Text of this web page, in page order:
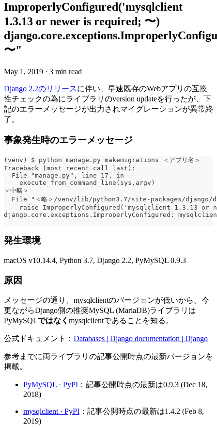
ImproperlyConfigured('mysqlclient
1.3.13 or newer is required; 〜)
〜"
May 1, 2019 · 3 min read
Django 2.2のリリースに伴い、早速既存のWebアプリの互換
性チェックの為にライブラリのversion updateを行ったが、下
記のエラーメッセージが出力されマイグレーションが異常終
了。
事象発生時のエラーメッセージ
(venv) $ python manage.py makemigrations ＜アプリ名＞
Traceback (most recent call last):
  File "manage.py", line 17, in
    execute_from_command_line(sys.argv)
＜中略＞
File "＜略＞/venv/lib/python3.7/site-packages/
raise ImproperlyConfigured('mysqlclient 1.3.13 or
django.core.exceptions.ImproperlyConfigured:
発生環境
macOS v10.14.4, Python 3.7, Django 2.2, PyMySQL 0.9.3
原因
メッセージの通り、mysqlclientのバージョンが低いから。今
更ながらDjango側の推奨MySQL (MariaDB)ライブラリは
PyMySQLではなく mysqlclientであることを知る。
公式ドキュメント： Databases | Django documentation | Django
参考までに両ライブラリの記事公開時点の最新バージョンを
掲載。
PyMySQL · PyPI ：記事公開時点の最新は0.9.3 (Dec 18,
2018)
mysqlclient · PyPI ：記事公開時点の最新は1.4.2 (Feb 8,
2019)